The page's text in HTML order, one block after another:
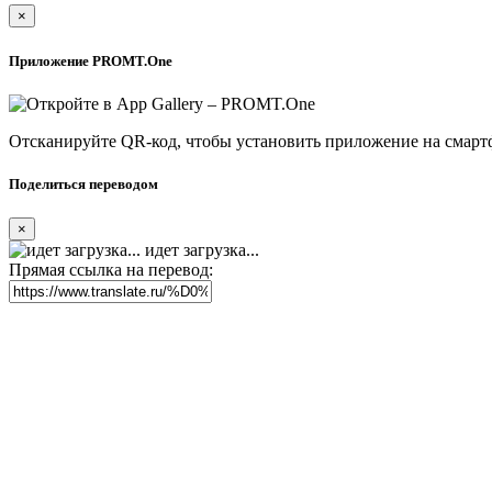
×
Приложение PROMT.One
Отсканируйте QR-код, чтобы установить приложение на
Поделиться переводом
×
идет загрузка...
Прямая ссылка на перевод: